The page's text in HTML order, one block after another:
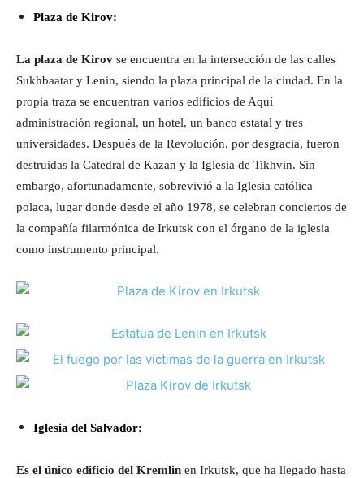
Plaza de Kirov:
La plaza de Kirov se encuentra en la intersección de las calles
Sukhbaatar y Lenin, siendo la plaza principal de la ciudad. En la
propia traza se encuentran varios edificios de Aquí
administración regional, un hotel, un banco estatal y tres
universidades. Después de la Revolución, por desgracia, fueron
destruidas la Catedral de Kazan y la Iglesia de Tikhvin. Sin
embargo, afortunadamente, sobrevivió a la Iglesia católica
polaca, lugar donde desde el año 1978, se celebran conciertos de
la compañía filarmónica de Irkutsk con el órgano de la iglesia
como instrumento principal.
Iglesia del Salvador:
Es el único edificio del Kremlin en Irkutsk, que ha llegado hasta